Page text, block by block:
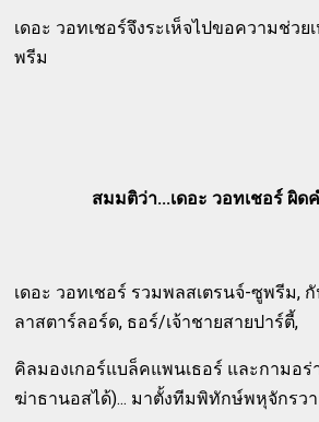
เดอะ วอทเชอร์จึงระเห็จไปขอความช่วย
พรีม
สมมติว่า...เดอะ วอทเชอร์ ผิด
เดอะ วอทเชอร์ รวมพลสเตรนจ์-ซูพรีม,
ลาสตาร์ลอร์ด, ธอร์/เจ้าชายสายปาร์ตี้,
คิลมองเกอร์แบล็คแพนเธอร์ และกามอร่
ฆ่าธานอสได้)... มาตั้งทีมพิทักษ์พหุจักรว